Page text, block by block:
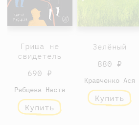
Гриша не
свидетель
690 ₽
Рябцева Настя
Купить
Зелёный
880 ₽
Кравченко Ася
Купить